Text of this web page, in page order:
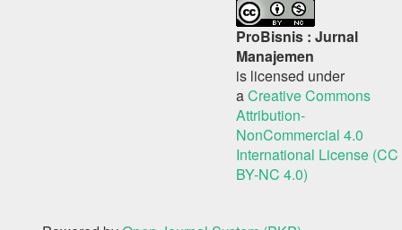
ProBisnis : Jurnal
Manajemen
is licensed under
aCreative Commons
Attribution-
NonCommercial 4.0
International License (CC
BY-NC 4.0)